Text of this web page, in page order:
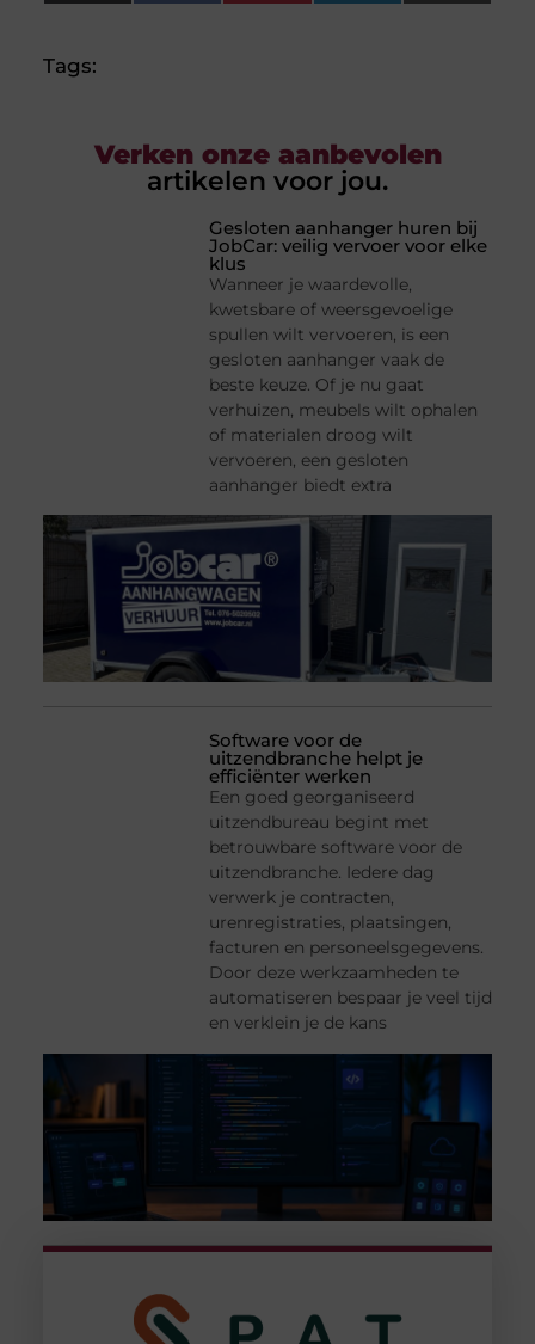
(Twitter)
Tags:
Verken onze aanbevolen
artikelen voor jou.
Gesloten aanhanger huren bij
JobCar: veilig vervoer voor elke
klus
Wanneer je waardevolle,
kwetsbare of weersgevoelige
spullen wilt vervoeren, is een
gesloten aanhanger vaak de
beste keuze. Of je nu gaat
verhuizen, meubels wilt ophalen
of materialen droog wilt
vervoeren, een gesloten
aanhanger biedt extra
Software voor de
uitzendbranche helpt je
efficiënter werken
Een goed georganiseerd
uitzendbureau begint met
betrouwbare software voor de
uitzendbranche. Iedere dag
verwerk je contracten,
urenregistraties, plaatsingen,
facturen en personeelsgegevens.
Door deze werkzaamheden te
automatiseren bespaar je veel tijd
en verklein je de kans